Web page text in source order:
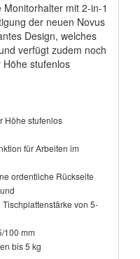
mit 2-in-1
der neuen Novus
Design, welches
verfügt zudem noch
stufenlos
Höhe stufenlos
für Arbeiten im
ordentliche Rückseite
Tischplattenstärke von 5-
100 mm
bis 5 kg